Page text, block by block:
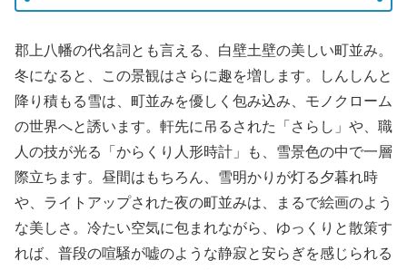
郡上八幡の代名詞とも言える、白壁土壁の美しい町並み。
冬になると、この景観はさらに趣を増します。しんしんと
降り積もる雪は、町並みを優しく包み込み、モノクローム
の世界へと誘います。軒先に吊るされた「さらし」や、職
人の技が光る「からくり人形時計」も、雪景色の中で一層
際立ちます。昼間はもちろん、雪明かりが灯る夕暮れ時
や、ライトアップされた夜の町並みは、まるで絵画のよう
な美しさ。冷たい空気に包まれながら、ゆっくりと散策す
れば、普段の喧騒が嘘のような静寂と安らぎを感じられる